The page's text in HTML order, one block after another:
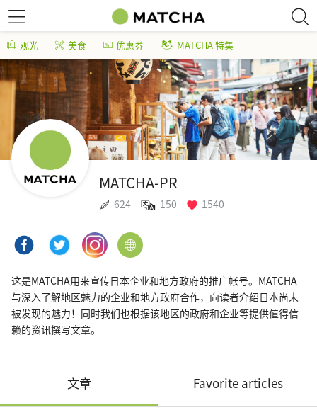
观光 美食 优惠券 MATCHA 特集
MATCHA-PR
624 150 1540
这是MATCHA用来宣传日本企业和地方政府的推广帐号。MATCHA
与深入了解地区魅力的企业和地方政府合作，向读者介绍日本尚未
被发现的魅力！同时我们也根据该地区的政府和企业等提供值得信
赖的资讯撰写文章。
文章 Favorite articles